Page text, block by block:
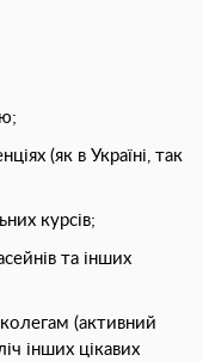
(як в Україні, так
курсів;
та інших
(активний
інших цікавих